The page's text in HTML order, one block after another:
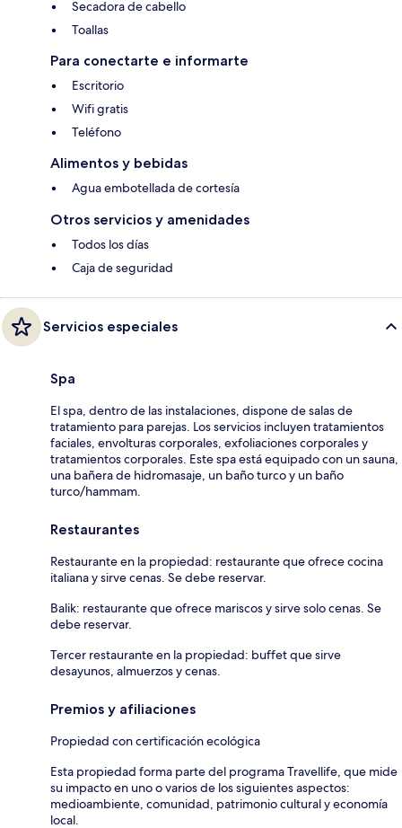
Secadora de cabello
Toallas
Para conectarte e informarte
Escritorio
Wifi gratis
Teléfono
Alimentos y bebidas
Agua embotellada de cortesía
Otros servicios y amenidades
Todos los días
Caja de seguridad
Servicios especiales
Spa
El spa, dentro de las instalaciones, dispone de salas de
tratamiento para parejas. Los servicios incluyen tratamientos
faciales, envolturas corporales, exfoliaciones corporales y
tratamientos corporales. Este spa está equipado con un sauna,
una bañera de hidromasaje, un baño turco y un baño
turco/hammam.
Restaurantes
Restaurante en la propiedad: restaurante que ofrece cocina
italiana y sirve cenas. Se debe reservar.
Balik: restaurante que ofrece mariscos y sirve solo cenas. Se
debe reservar.
Tercer restaurante en la propiedad: buffet que sirve
desayunos, almuerzos y cenas.
Premios y afiliaciones
Propiedad con certificación ecológica
Esta propiedad forma parte del programa Travellife, que mide
su impacto en uno o varios de los siguientes aspectos:
medioambiente, comunidad, patrimonio cultural y economía
local.